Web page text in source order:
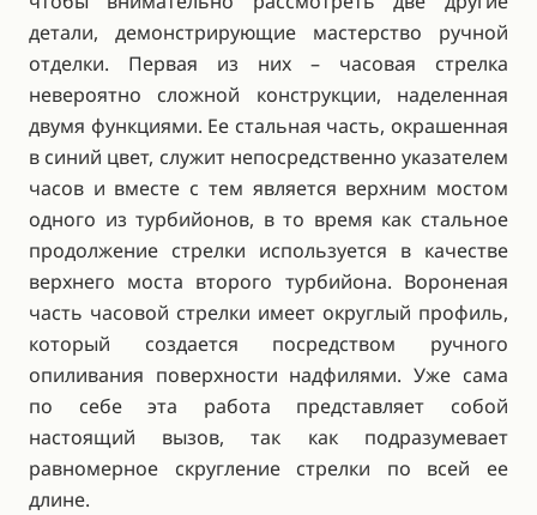
детали, демонстрирующие мастерство ручной
отделки. Первая из них – часовая стрелка
невероятно сложной конструкции, наделенная
двумя функциями. Ее стальная часть, окрашенная
в синий цвет, служит непосредственно указателем
часов и вместе с тем является верхним мостом
одного из турбийонов, в то время как стальное
продолжение стрелки используется в качестве
верхнего моста второго турбийона. Вороненая
часть часовой стрелки имеет округлый профиль,
который создается посредством ручного
опиливания поверхности надфилями. Уже сама
по себе эта работа представляет собой
настоящий вызов, так как подразумевает
равномерное скругление стрелки по всей ее
длине.